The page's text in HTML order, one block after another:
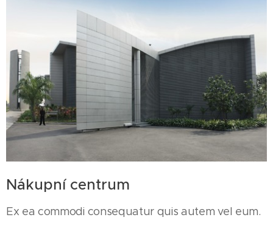
Nákupní centrum
Ex ea commodi consequatur quis autem vel eum.